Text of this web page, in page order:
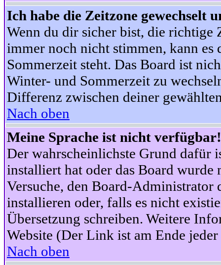
Ich habe die Zeitzone gewechselt
Wenn du dir sicher bist, die richtige
immer noch nicht stimmen, kann es
Sommerzeit steht. Das Board ist
Winter- und Sommerzeit zu
Differenz zwischen deiner
Nach oben
Meine Sprache ist nicht verfügbar!
Der wahrscheinlichste Grund dafür
installiert hat oder das Board wurde
Versuche, den Board-Administrator
installieren oder, falls es nicht
Übersetzung schreiben. Weitere
Website (Der Link ist am Ende jeder
Nach oben